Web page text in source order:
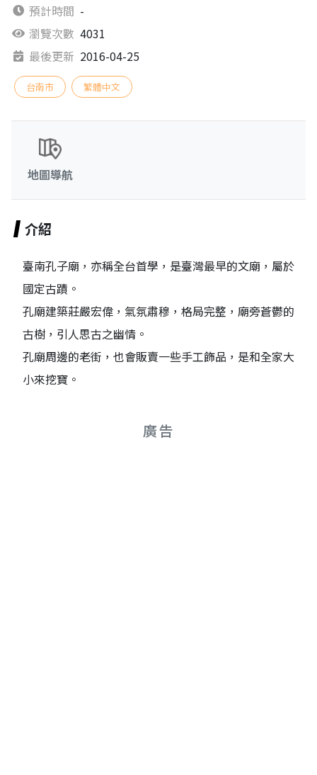
預計時間 -
瀏覽次數 4031
最後更新 2016-04-25
台南市 繁體中文
地圖導航
介紹
臺南孔子廟，亦稱全台首學，是臺灣最早的文廟，屬於
國定古蹟。
孔廟建築莊嚴宏偉，氣氛肅穆，格局完整，廟旁蒼鬱的
古樹，引人思古之幽情。
孔廟周邊的老街，也會販賣一些手工飾品，是和全家大
小來挖寶。
廣告